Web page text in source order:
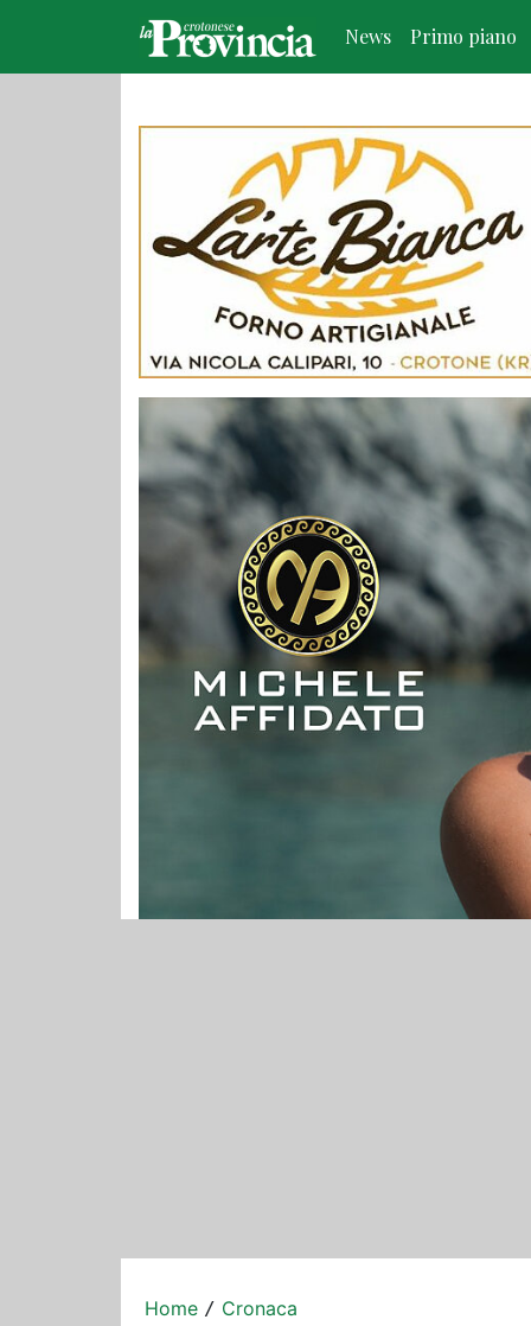
News Primo piano
Home / Cronaca